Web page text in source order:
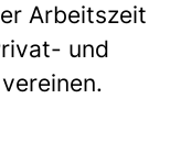
Arbeitszeit
und